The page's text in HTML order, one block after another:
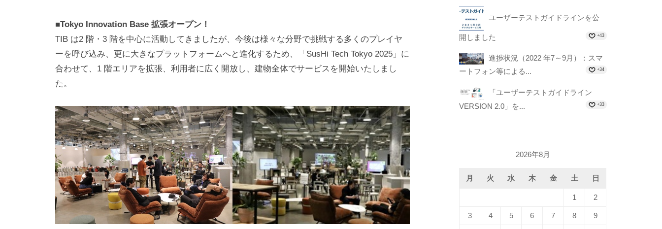
■Tokyo Innovation Base 拡張オープン！
TIB は2 階・3 階を中心に活動してきましたが、今後は様々な分野で挑戦する多くのプレイヤ
ーを呼び込み、更に大きなプラットフォームへと進化するため、「SusHi Tech Tokyo 2025」に
合わせて、1 階エリアを拡張、利用者に広く開放し、建物全体でサービスを開始いたしまし
た。
ユーザーテストガイドラインを公
開しました +43
進捗状況（2022 年7～9月）：スマ
ートフォン等による...
+34
「ユーザーテストガイドライン
VERSION 2.0」を...
+33
2026年8月
月 火 水 木 金 土 日
1 2
3 4 5 6 7 8 9